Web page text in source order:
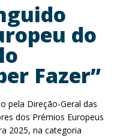
do
Fazer”
pela Direção-Geral das
dos Prémios Europeus
2025, na categoria